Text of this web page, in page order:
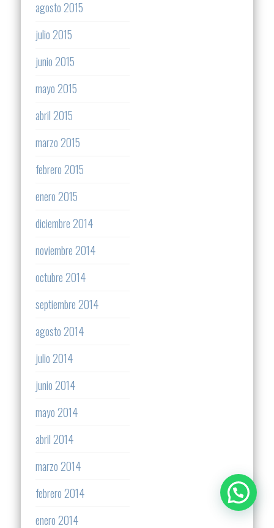
agosto 2015
julio 2015
junio 2015
mayo 2015
abril 2015
marzo 2015
febrero 2015
enero 2015
diciembre 2014
noviembre 2014
octubre 2014
septiembre 2014
agosto 2014
julio 2014
junio 2014
mayo 2014
abril 2014
marzo 2014
febrero 2014
enero 2014